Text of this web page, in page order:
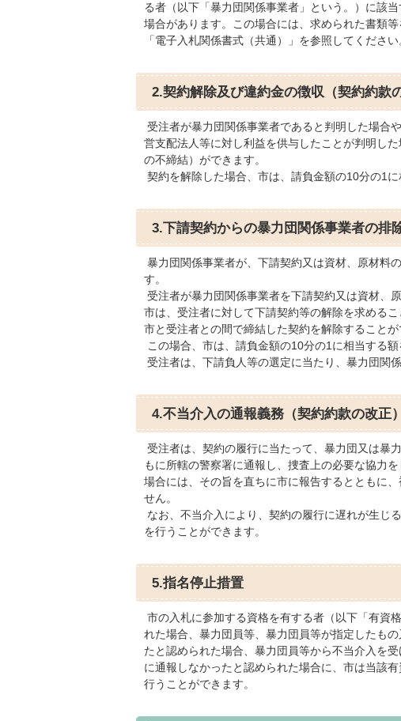
る者（以下「暴力団関係事業者」という。）に該
場合があります。この場合には、求められた書類
「電子入札関係書式（共通）」を参照してください
2.契約解除及び違約金の徴収（契約約款
受注者が暴力団関係事業者であると判明した場合
営支配法人等に対し利益を供与したことが判明し
の不締結）ができます。
契約を解除した場合、市は、請負金額の10分の1
3.下請契約からの暴力団関係事業者の排
暴力団関係事業者が、下請契約又は資材、原材料
す。
受注者が暴力団関係事業者を下請契約又は資材、
市は、受注者に対して下請契約等の解除を求める
市と受注者との間で締結した契約を解除することが
この場合、市は、請負金額の10分の1に相当する額
受注者は、下請負人等の選定に当たり、暴力団関
4.不当介入の通報義務（契約約款の改正）
受注者は、契約の履行に当たって、暴力団又は暴
もに所轄の警察署に通報し、捜査上の必要な協力
場合には、その旨を直ちに市に報告するとともに
せん。
なお、不当介入により、契約の履行に遅れが生じ
を行うことができます。
5.指名停止措置
市の入札に参加する資格を有する者（以下「有資
れた場合、暴力団員等、暴力団員等が指定したも
たと認められた場合、暴力団員等から不当介入を
に通報しなかったと認められた場合に、市は当該
行うことができます。